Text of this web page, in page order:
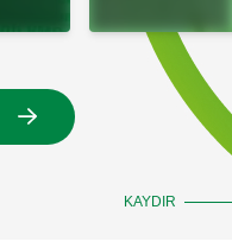
KAYDIR